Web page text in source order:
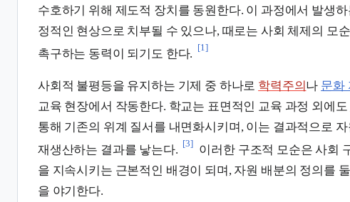
수호하기 위해 제도적 장치를 동원한다. 이 과정에서 발생
정적인 현상으로 치부될 수 있으나, 때로는 사회 체제의 모
촉구하는 동력이 되기도 한다.
[1]
사회적 불평등을 유지하는 기제 중 하나로 학력주의 나 문화
교육 현장에서 작동한다. 학교는 표면적인 교육 과정 외에도
통해 기존의 위계 질서를 내면화시키며, 이는 결과적으로
재생산하는 결과를 낳는다.
[3]
이러한 구조적 모순은 사회
을 지속시키는 근본적인 배경이 되며, 자원 배분의 정의를
을 야기한다.